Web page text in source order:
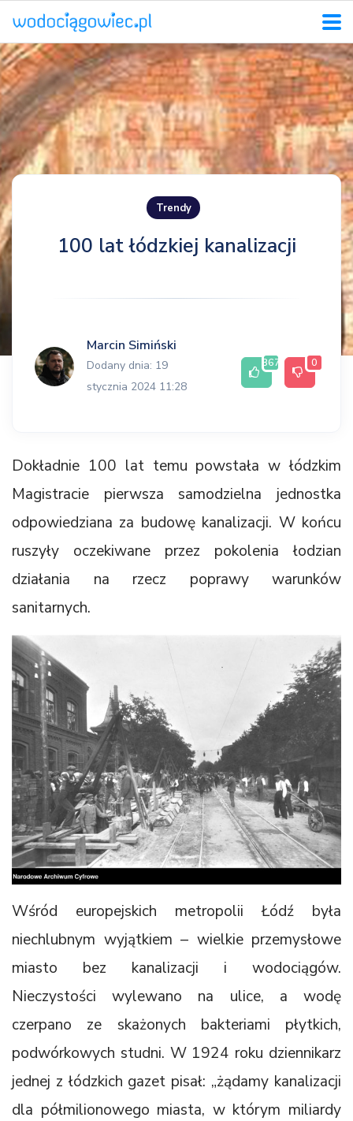
Trendy
100 lat łódzkiej kanalizacji
Marcin Simiński
Dodany dnia: 19
stycznia 2024 11:28
367 0
Dokładnie 100 lat temu powstała w łódzkim
Magistracie pierwsza samodzielna jednostka
odpowiedziana za budowę kanalizacji. W końcu
ruszyły oczekiwane przez pokolenia łodzian
działania na rzecz poprawy warunków
sanitarnych.
Wśród europejskich metropolii Łódź była
niechlubnym wyjątkiem – wielkie przemysłowe
miasto bez kanalizacji i wodociągów.
Nieczystości wylewano na ulice, a wodę
czerpano ze skażonych bakteriami płytkich,
podwórkowych studni. W 1924 roku dziennikarz
jednej z łódzkich gazet pisał: „żądamy kanalizacji
dla półmilionowego miasta, w którym miliardy